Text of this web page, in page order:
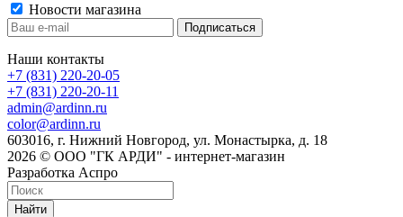
Новости магазина
Наши контакты
+7 (831) 220-20-05
+7 (831) 220-20-11
admin@ardinn.ru
color@ardinn.ru
603016, г. Нижний Новгород, ул. Монастырка, д. 18
2026 © ООО "ГК АРДИ" - интернет-магазин
Разработка Аспро
Найти